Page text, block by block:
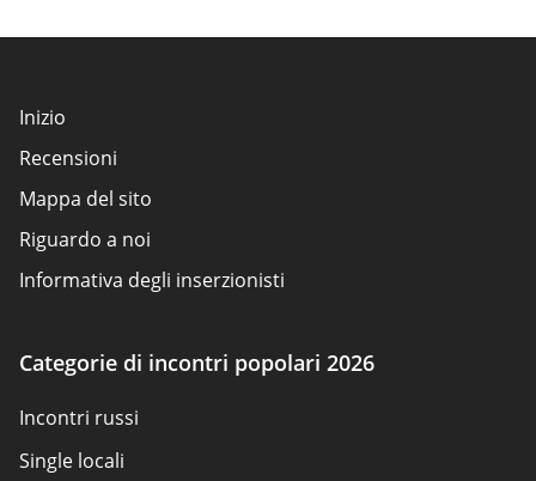
Inizio
Recensioni
Mappa del sito
Riguardo a noi
Informativa degli inserzionisti
Politica sui cookie
Categorie di incontri popolari 2026
Incontri russi
Single locali